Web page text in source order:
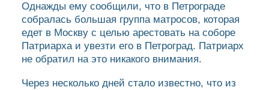
Однажды ему сообщили, что в Петрограде
собралась большая группа матросов, которая
едет в Москву с целью арестовать на соборе
Патриарха и увезти его в Петроград. Патриарх
не обратил на это никакого внимания.
Через несколько дней стало известно, что из